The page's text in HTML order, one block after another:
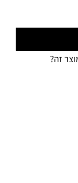
זה?